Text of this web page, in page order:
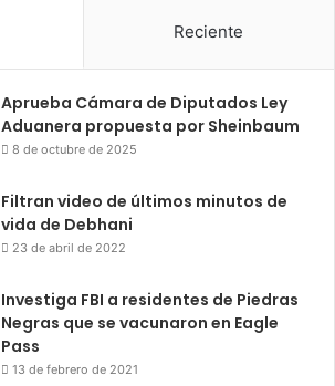
Reciente
Aprueba Cámara de Diputados Ley
Aduanera propuesta por Sheinbaum
8 de octubre de 2025
Filtran video de últimos minutos de
vida de Debhani
23 de abril de 2022
Investiga FBI a residentes de Piedras
Negras que se vacunaron en Eagle
Pass
13 de febrero de 2021